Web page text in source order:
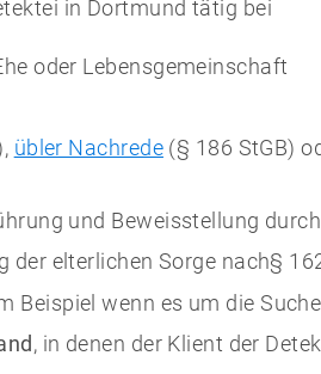
in Dortmund tätig bei
oder Lebensgemeinschaft
übler Nachrede(§ 186 StGB)
und Beweisstellung
der elterlichen Sorge nach§
Beispiel wenn es um die
, in denen der Klient der